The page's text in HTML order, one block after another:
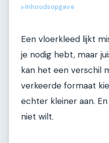
▶Inhoudsopgave
Een vloerkleed lijkt
je nodig hebt, maar
kan het een verschil
verkeerde formaat
echter kleiner aan.
niet wilt.